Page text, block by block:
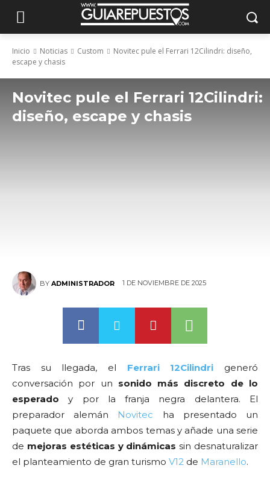
Inicio Noticias Custom
Novitec pule el Ferrari 12Cilindri: diseño,
escape y chasis
Novitec pule el Ferrari 12Cilindri:
diseño, escape y chasis
BY ADMINISTRADOR 1 DE NOVIEMBRE DE 2025
Tras su llegada, el Ferrari 12Cilindri generó
conversación por un sonido más discreto de lo
esperado y por la franja negra delantera. El
preparador alemán Novitec ha presentado un
paquete que aborda ambos temas y añade una serie
de mejoras estéticas y dinámicas sin desnaturalizar
el planteamiento de gran turismo V12 de Maranello.